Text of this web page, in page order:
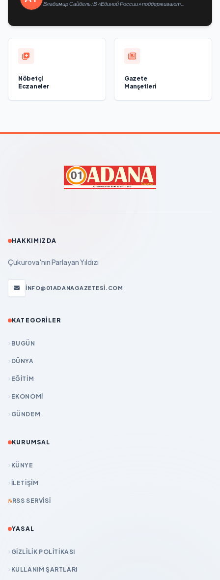
Владимир Сайбель: В «Единой России» поддерживают
Nöbetçi
Eczaneler
Gazete
Manşetleri
HAKKIMIZDA
Çukurova'nın Parlayan Yıldızı
INFO@01ADANAGAZETESI.COM
KATEGORILER
BUGÜN
DÜNYA
EĞİTİM
EKONOMİ
GÜNDEM
KURUMSAL
KÜNYE
İLETIŞIM
RSS SERVISI
YASAL
GIZLILIK POLITIKASI
KULLANIM ŞARTLARI